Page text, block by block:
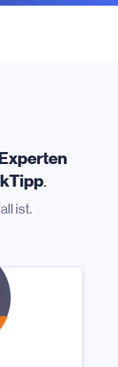
.
ist.